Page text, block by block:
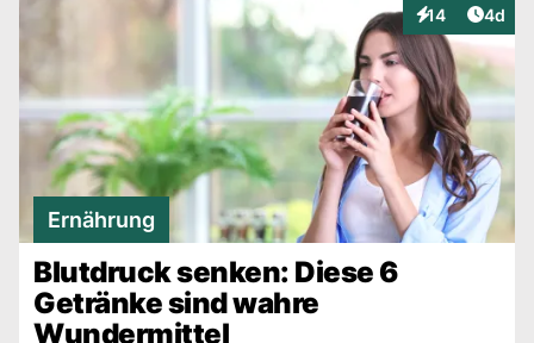
14
Interaktionen
4d
Ernährung
Blutdruck senken: Diese 6
Getränke sind wahre
Wundermittel